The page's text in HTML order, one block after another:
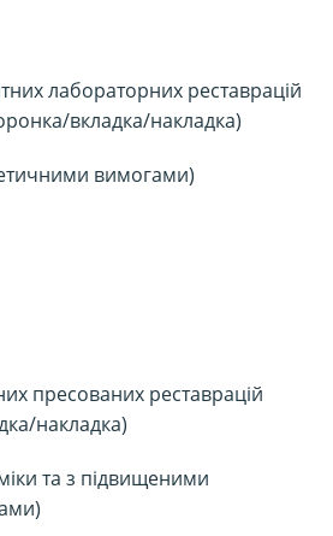
лабораторних реставрацій
вкладка/накладка)
вимогами)
пресованих реставрацій
накладка)
та з підвищеними